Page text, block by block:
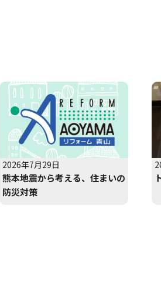
2026年7月29日
熊本地震から考える、住まいの
防災対策